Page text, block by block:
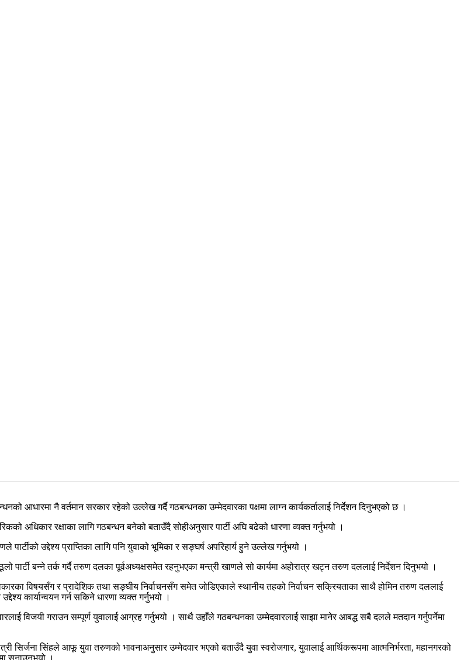
आधारमा नै वर्तमान सरकार रहेको उल्लेख गर्दै गठबन्धनका उम्मेदवारका पक्षमा लाग्न कार्यकर्तालाई निर्देशन दिनुभएको छ ।
रक्षाका लागि गठबन्धन बनेको बताउँदै सोहीअनुसार पार्टी अघि बढेको धारणा व्यक्त गर्नुभयो ।
उद्देश्य प्राप्तिका लागि पनि युवाको भूमिका र सङ्घर्ष अपरिहार्य हुने उल्लेख गर्नुभयो ।
पार्टी बन्ने तर्क गर्दै तरुण दलका पूर्वअध्यक्षसमेत रहनुभएका मन्त्री खाणले सो कार्यमा अहोरात्र खट्न तरुण दललाई निर्देशन दिनुभयो ।
विषयसँग र प्रादेशिक तथा सङ्घीय निर्वाचनसँग समेत जोडिएकाले स्थानीय तहको निर्वाचन सक्रियताका साथै होमिन तरुण दललाई
कार्यान्वयन गर्न सकिने धारणा व्यक्त गर्नुभयो ।
विजयी गराउन सम्पूर्ण युवालाई आग्रह गर्नुभयो । साथै उहाँले गठबन्धनका उम्मेदवारलाई साझा मानेर आबद्ध सबै दलले मतदान गर्नुपर्नेमा
सिर्जना सिंहले आफू युवा तरुणको भावनाअनुसार उम्मेदवार भएको बताउँदै युवा स्वरोजगार, युवालाई आर्थिकरूपमा आत्मनिर्भरता, महानगरको